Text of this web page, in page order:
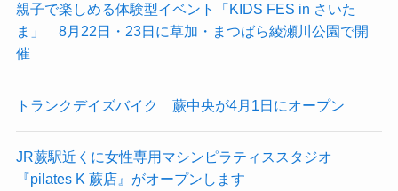
親子で楽しめる体験型イベント「KIDS FES in さいた
ま」 8月22日・23日に草加・まつばら綾瀬川公園で開
催
トランクデイズバイク 蕨中央が4月1日にオープン
JR蕨駅近くに女性専用マシンピラティススタジオ
『pilates K 蕨店』がオープンします